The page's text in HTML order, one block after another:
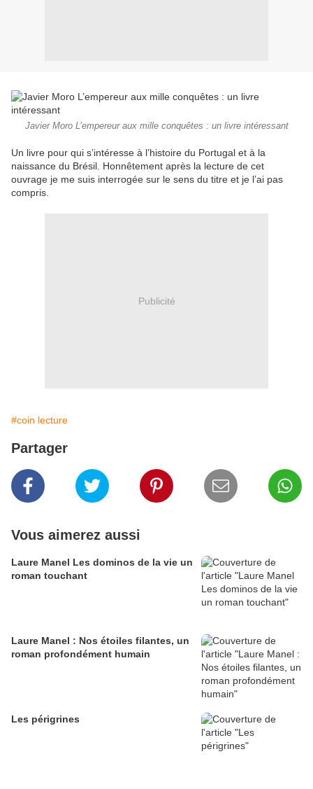
Javier Moro L’empereur aux mille conquêtes : un livre intéressant
Un livre pour qui s’intéresse à l’histoire du Portugal et à la
naissance du Brésil. Honnêtement après la lecture de cet
ouvrage je me suis interrogée sur le sens du titre et je l’ai pas
compris.
Publicité
#coin lecture
Partager
Vous aimerez aussi
Laure Manel Les dominos de la vie un
roman touchant
Laure Manel : Nos étoiles filantes, un
roman profondément humain
Les périgrines